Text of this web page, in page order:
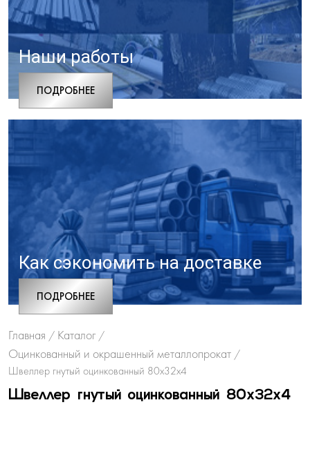
Наши работы
ПОДРОБНЕЕ
Как сэкономить на доставке
ПОДРОБНЕЕ
Главная / Каталог /
Оцинкованный и окрашенный металлопрокат /
Швеллер гнутый оцинкованный 80х32х4
Швеллер гнутый оцинкованный 80х32х4